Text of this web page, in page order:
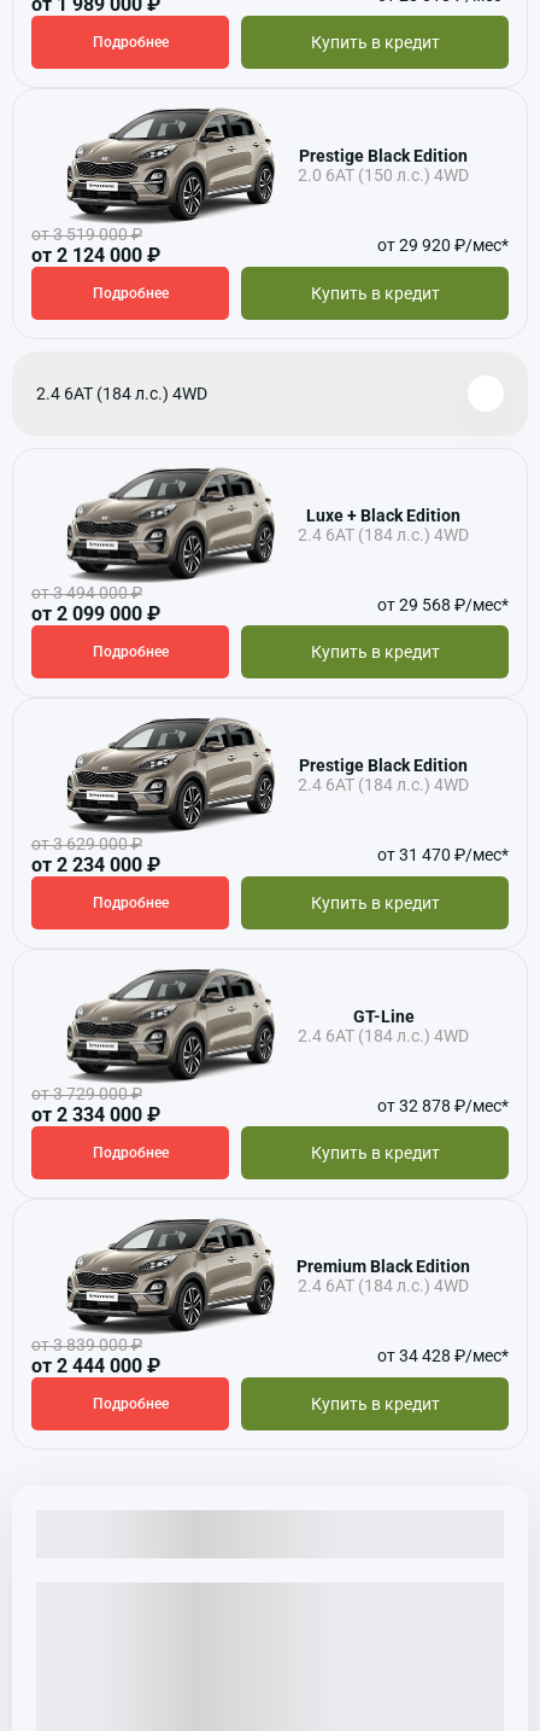
Подробнее Купить в кредит
Prestige Black Edition
2.0 6АТ (150 л.с.) 4WD
от 3 519 000 ₽
от 2 124 000 ₽ от 29 920 ₽/мес*
Подробнее Купить в кредит
2.4 6АТ (184 л.с.) 4WD
Luxe + Black Edition
2.4 6АТ (184 л.с.) 4WD
от 3 494 000 ₽
от 2 099 000 ₽ от 29 568 ₽/мес*
Подробнее Купить в кредит
Prestige Black Edition
2.4 6АТ (184 л.с.) 4WD
от 3 629 000 ₽
от 2 234 000 ₽ от 31 470 ₽/мес*
Подробнее Купить в кредит
GT-Line
2.4 6АТ (184 л.с.) 4WD
от 3 729 000 ₽
от 2 334 000 ₽ от 32 878 ₽/мес*
Подробнее Купить в кредит
Premium Black Edition
2.4 6АТ (184 л.с.) 4WD
от 3 839 000 ₽
от 2 444 000 ₽ от 34 428 ₽/мес*
Подробнее Купить в кредит